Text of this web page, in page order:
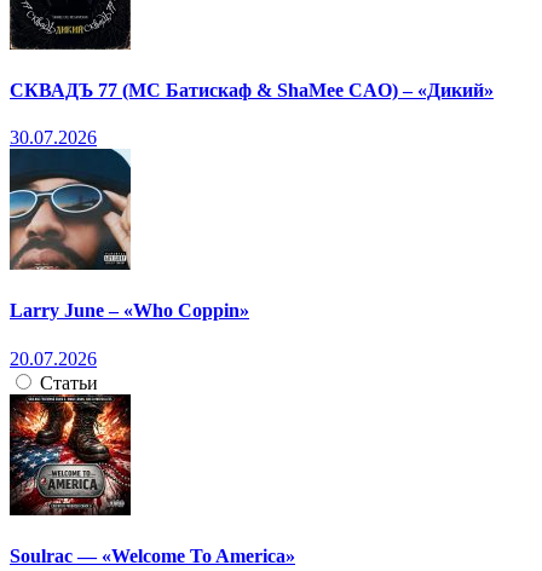
СКВАДЪ 77 (МС Батискаф & ShaMee CAO) – «Дикий»
30.07.2026
Larry June – «Who Coppin»
20.07.2026
Статьи
Soulrac — «Welcome To America»